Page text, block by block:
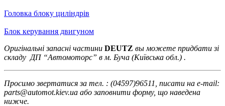
Головка блоку циліндрів
Блок керування двигуном
Оригінальні запасні частини DEUTZ вы можете придбати зі
складу ДП “Автомоторс” в м. Буча (Київська обл.) .
Просимо звертатися за тел. : (04597)96511, писати на e-mail:
parts@automot.kiev.ua або заповнити форму, що наведена
нижче.